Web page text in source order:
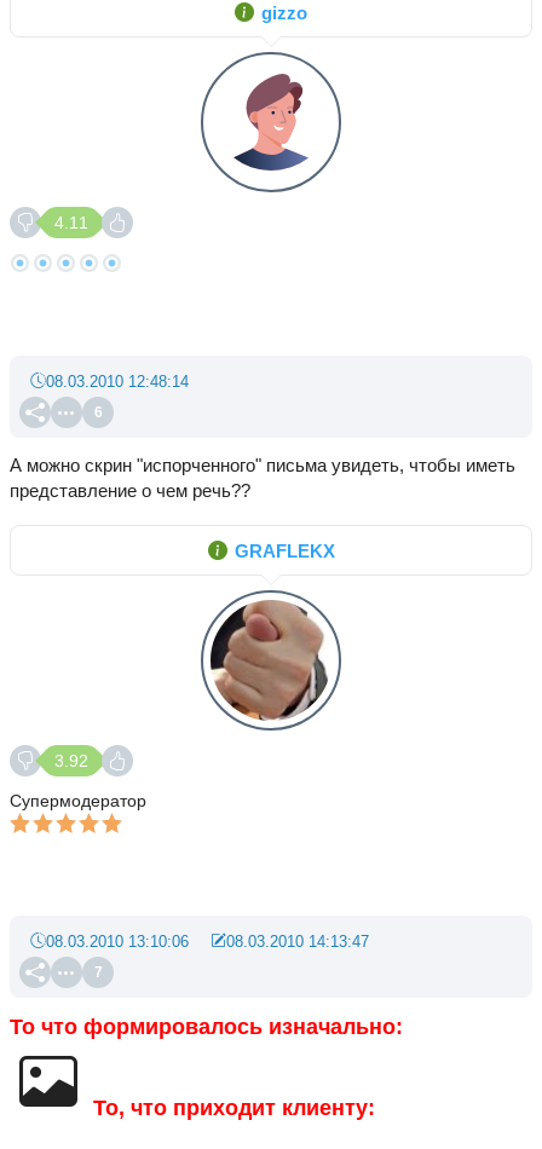
gizzo
4.11
6
08.03.2010 12:48:14
А можно скрин "испорченного" письма увидеть, чтобы иметь
представление о чем речь??
GRAFLEKX
3.92
Супермодератор
7
08.03.2010 13:10:06 08.03.2010 14:13:47
То что формировалось изначально:
То, что приходит клиенту: